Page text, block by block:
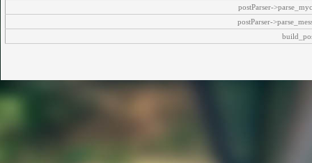
postParser-
postParser-